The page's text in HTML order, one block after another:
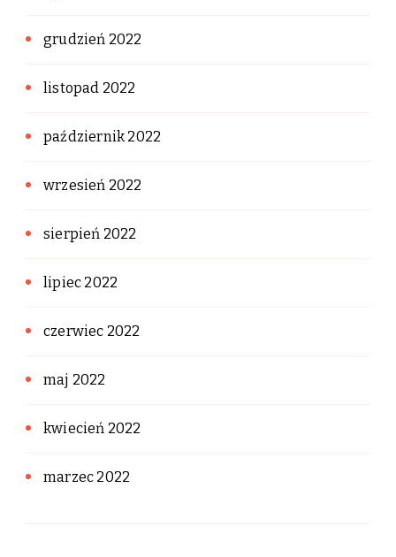
grudzień 2022
listopad 2022
październik 2022
wrzesień 2022
sierpień 2022
lipiec 2022
czerwiec 2022
maj 2022
kwiecień 2022
marzec 2022